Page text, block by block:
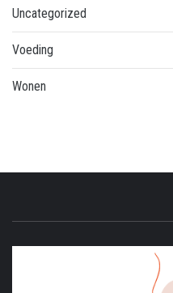
Uncategorized
Voeding
Wonen